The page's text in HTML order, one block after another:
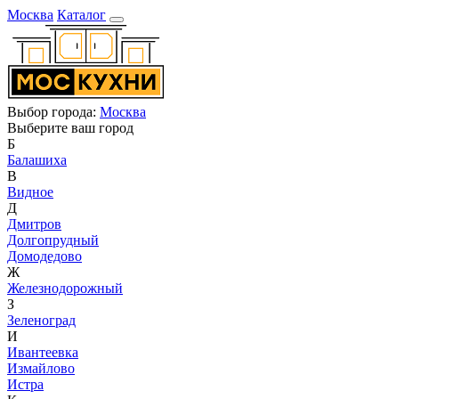
Москва Каталог
Выбор города: Москва
Выберите ваш город
Б
Балашиха
В
Видное
Д
Дмитров
Долгопрудный
Домодедово
Ж
Железнодорожный
З
Зеленоград
И
Ивантеевка
Измайлово
Истра